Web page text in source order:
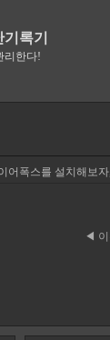
록기
리한다!
어폭스를 설치해보
◀